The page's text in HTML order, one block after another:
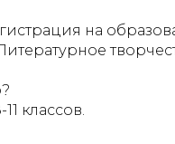
на
классов.